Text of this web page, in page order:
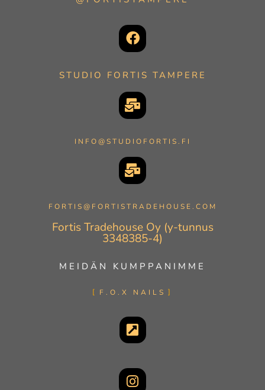
STUDIO FORTIS TAMPERE
INFO@STUDIOFORTIS.FI
FORTIS@FORTISTRADEHOUSE.COM
Fortis Tradehouse Oy (y-tunnus
3348385-4)
MEIDÄN KUMPPANIMME
F.O.X NAILS